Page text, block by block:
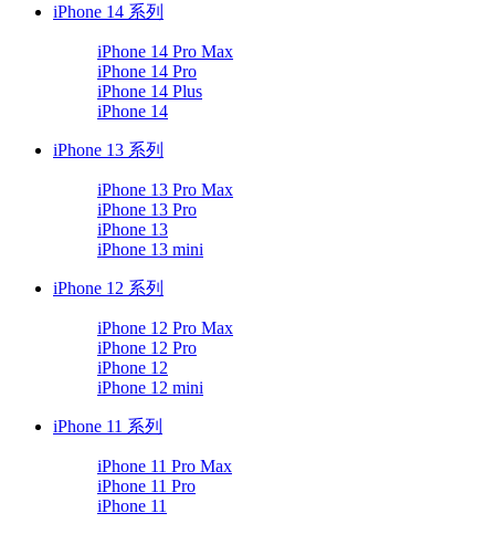
iPhone 14 系列
iPhone 14 Pro Max
iPhone 14 Pro
iPhone 14 Plus
iPhone 14
iPhone 13 系列
iPhone 13 Pro Max
iPhone 13 Pro
iPhone 13
iPhone 13 mini
iPhone 12 系列
iPhone 12 Pro Max
iPhone 12 Pro
iPhone 12
iPhone 12 mini
iPhone 11 系列
iPhone 11 Pro Max
iPhone 11 Pro
iPhone 11